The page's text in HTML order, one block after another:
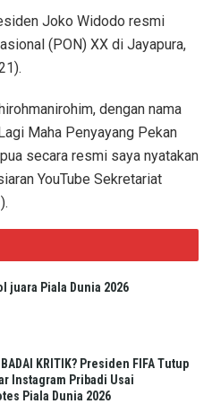
Joko Widodo resmi
(PON) XX di Jayapura,
dengan nama
Maha Penyayang Pekan
secara resmi saya nyatakan
YouTube Sekretariat
juara Piala Dunia 2026
BADAI KRITIK? Presiden FIFA Tutup
Instagram Pribadi Usai
Piala Dunia 2026